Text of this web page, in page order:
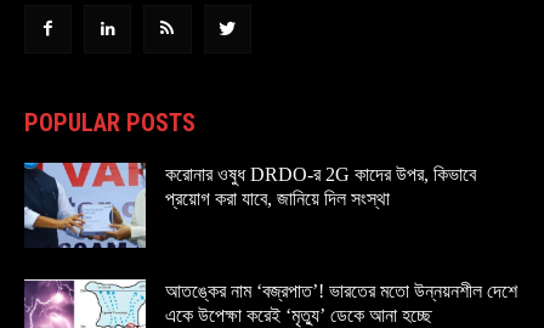
POPULAR POSTS
করোনার ওষুধ DRDO-র 2G কাদের উপর, কিভাবে
প্রয়োগ করা যাবে, জানিয়ে দিল সংস্থা
আতঙ্কের নাম ‘বজ্রপাত’! ভারতের মতো উন্নয়নশীল দেশে
একে উপেক্ষা করেই ‘মৃত্যু’ ডেকে আনা হচ্ছে